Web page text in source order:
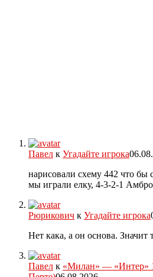
Павел к Угадайте игрока
нарисовали схему 442 что бы
мы играли елку, 4-3-2-1
Рюрикович к Угадайте игрока
Нет кака, а он основа. Значит
Павел к «Милан» — «Интер»